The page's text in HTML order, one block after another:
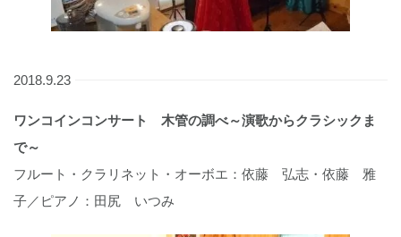
2018.9.23
ワンコインコンサート 木管の調べ～演歌からクラシックま
で～
フルート・クラリネット・オーボエ：依藤 弘志・依藤 雅
子／ピアノ：田尻 いつみ